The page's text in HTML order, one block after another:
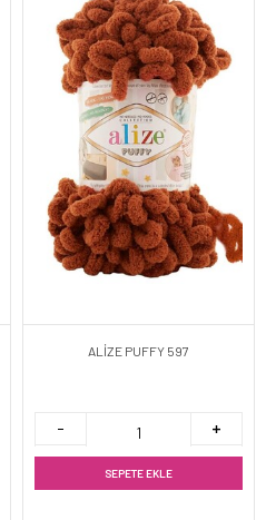
ALİZE PUFFY 597
SEPETE EKLE